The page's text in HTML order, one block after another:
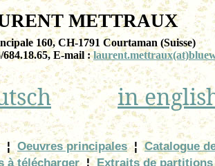
METTRAUX
160, CH-1791 Courtaman (Suisse)
684.18.65, E-mail :
in
¦ Oeuvres principales ¦ Catalogue
à télécharger ¦ Extraits de partitions